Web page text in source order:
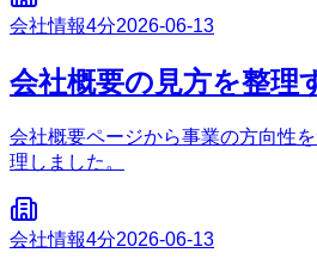
会社情報4分2026-06-13
会社概要の見方を整理
会社概要ページから事業の方向性
理しました。
会社情報4分2026-06-13